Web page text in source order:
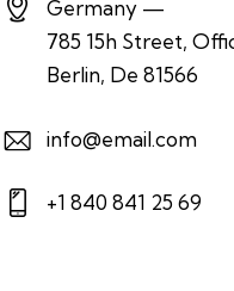
Germany —
785 15h Street,
Berlin, De 81566
info@email.com
+1 840 841 25 69